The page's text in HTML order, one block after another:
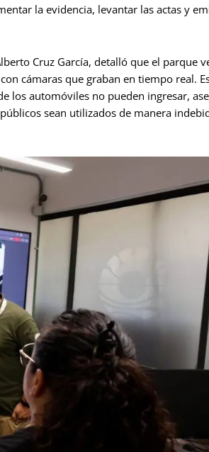
la evidencia, levantar las actas y
Cruz García, detalló que el parque
cámaras que graban en tiempo real.
los automóviles no pueden ingresar,
sean utilizados de manera